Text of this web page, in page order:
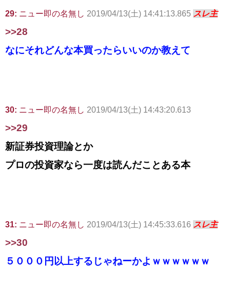
29: ニュー即の名無し 2019/04/13(土) 14:41:13.865 スレ主
>>28
なにそれどんな本買ったらいいのか教えて
30: ニュー即の名無し 2019/04/13(土) 14:43:20.613
>>29
新証券投資理論とか
プロの投資家なら一度は読んだことある本
31: ニュー即の名無し 2019/04/13(土) 14:45:33.616 スレ主
>>30
５０００円以上するじゃねーかよｗｗｗｗｗｗ